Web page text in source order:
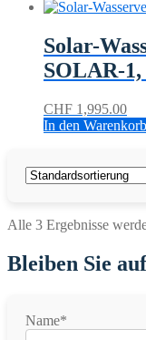
Solar-
SOLAR-
CHF 1,995.00
In den Warenkorb
Alle 3 Ergebnisse
Bleiben Sie
Name*